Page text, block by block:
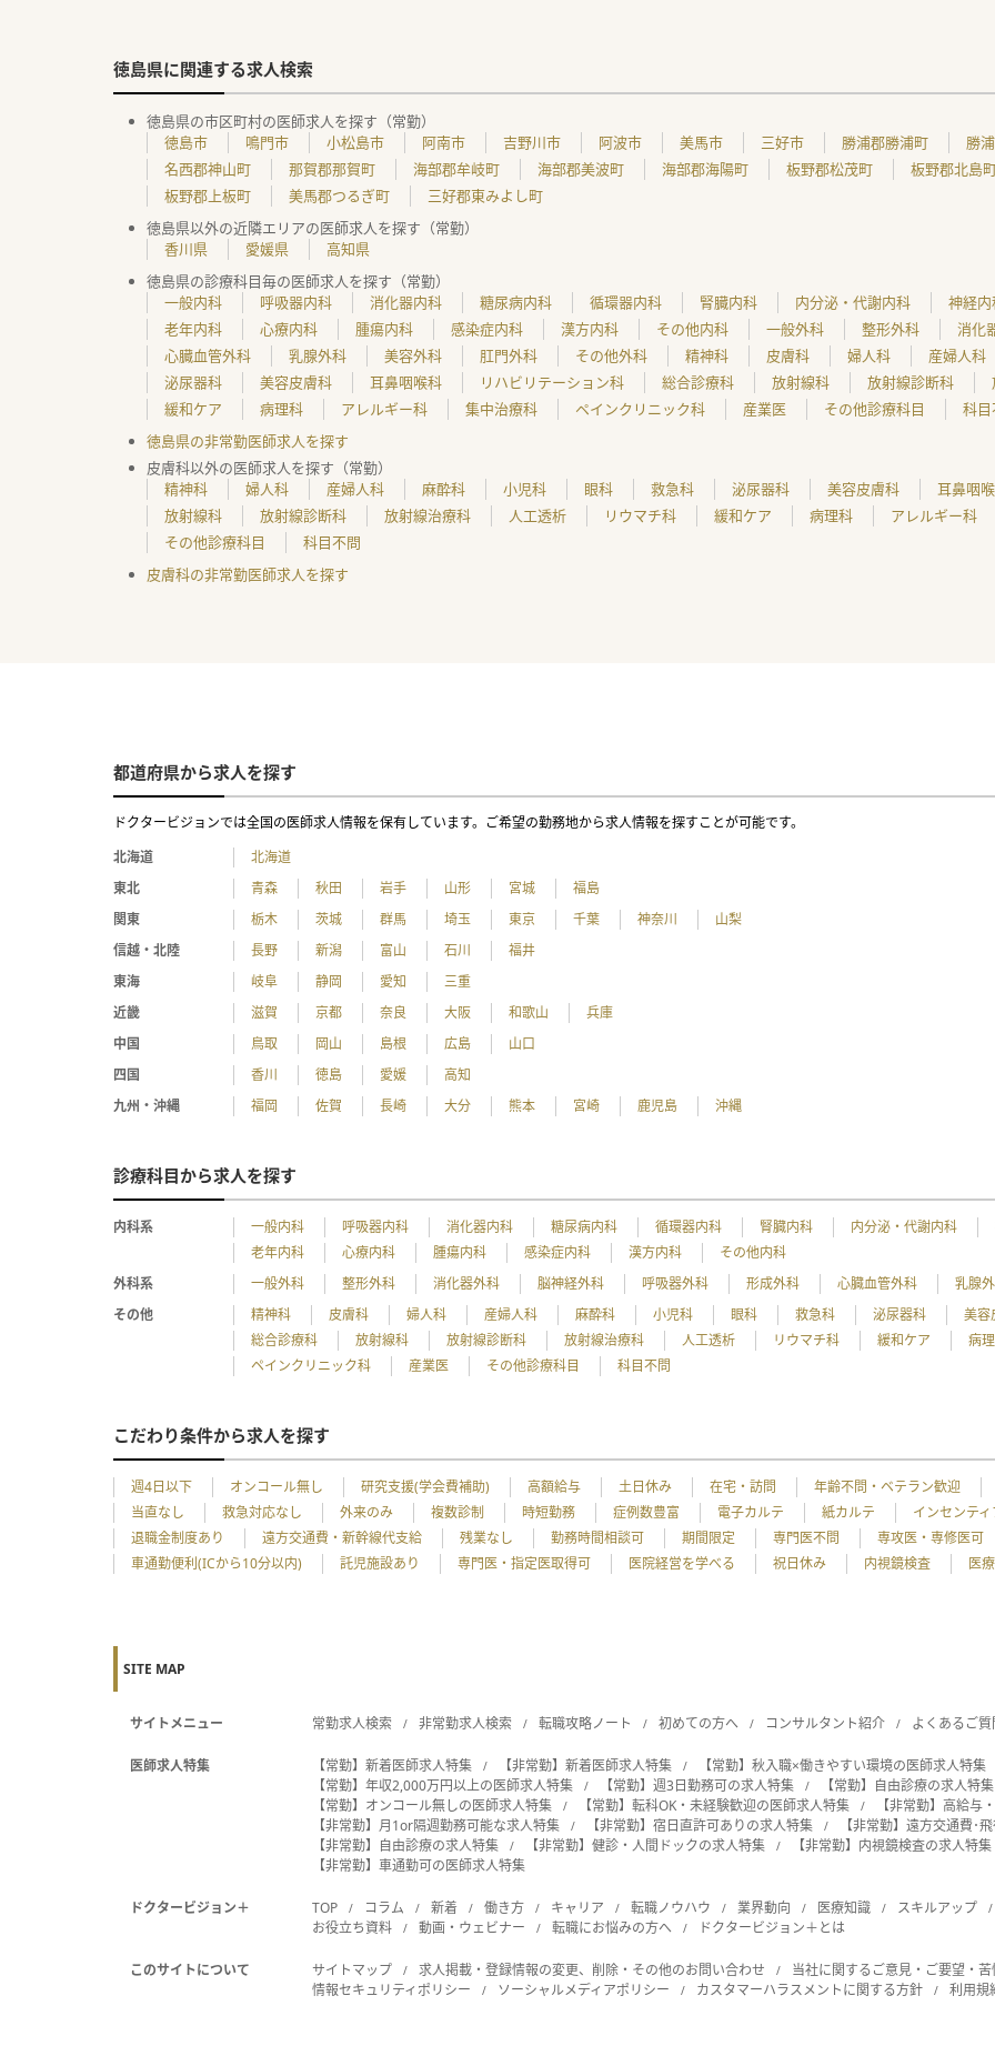
徳島県に関連する求人検索
徳島県の市区町村の医師求人を探す（常勤）
徳島市
鳴門市 小松島市 阿南市 吉野川市 阿波市 美馬市 三好市 勝浦郡勝浦町 勝
名西郡神山町
那賀郡那賀町 海部郡牟岐町 海部郡美波町 海部郡海陽町 板野郡松茂町 板野郡北島
板野郡上板町
美馬郡つるぎ町
三好郡東みよし町
徳島県以外の近隣エリアの医師求人を探す（常勤）
香川県
愛媛県
高知県
徳島県の診療科目毎の医師求人を探す（常勤）
一般内科
呼吸器内科 消化器内科 糖尿病内科 循環器内科 腎臓内科 内分泌・代謝内科 神経
老年内科
心療内科 腫瘍内科 感染症内科 漢方内科 その他内科 一般外科 整形外科 消化
心臓血管外科
乳腺外科 美容外科 肛門外科 その他外科 精神科 皮膚科 婦人科 産婦人科
泌尿器科
美容皮膚科 耳鼻咽喉科 リハビリテーション科 総合診療科 放射線科 放射線診断科
緩和ケア
病理科 アレルギー科 集中治療科 ペインクリニック科 産業医 その他診療科目
科目
徳島県の非常勤医師求人を探す
皮膚科以外の医師求人を探す（常勤）
精神科
婦人科 産婦人科 麻酔科 小児科 眼科 救急科 泌尿器科 美容皮膚科 耳鼻咽
放射線科
放射線診断科 放射線治療科 人工透析 リウマチ科 緩和ケア 病理科 アレルギー科
その他診療科目
科目不問
皮膚科の非常勤医師求人を探す
都道府県から求人を探す
ドクタービジョンでは全国の医師求人情報を保有しています。ご希望の勤務地から求人情報を探すことが可能です。
北海道
北海道
東北
青森 秋田 岩手 山形 宮城
福島
関東
栃木 茨城 群馬 埼玉 東京 千葉 神奈川
山梨
信越・北陸
長野 新潟 富山 石川
福井
東海
岐阜 静岡 愛知
三重
近畿
滋賀 京都 奈良 大阪 和歌山
兵庫
中国
鳥取 岡山 島根 広島
山口
四国
香川 徳島 愛媛
高知
九州・沖縄
福岡 佐賀 長崎 大分 熊本 宮崎 鹿児島 沖縄
診療科目から求人を探す
内科系 一般内科 呼吸器内科 消化器内科 糖尿病内科 循環器内科 腎臓内科 内分泌・代謝内科
老年内科
心療内科 腫瘍内科 感染症内科 漢方内科
その他内科
外科系
一般外科 整形外科 消化器外科 脳神経外科 呼吸器外科 形成外科 心臓血管外科 乳腺
その他
精神科 皮膚科 婦人科 産婦人科 麻酔科 小児科 眼科 救急科 泌尿器科 美容
総合診療科
放射線科 放射線診断科 放射線治療科 人工透析 リウマチ科 緩和ケア 病
ペインクリニック科
産業医 その他診療科目 科目不問
こだわり条件から求人を探す
週4日以下 オンコール無し 研究支援(学会費補助) 高額給与 土日休み 在宅・訪問 年齢不問・ベテラン歓迎
当直なし
救急対応なし 外来のみ 複数診制 時短勤務 症例数豊富 電子カルテ 紙カルテ インセンティ
退職金制度あり
遠方交通費・新幹線代支給 残業なし 勤務時間相談可 期間限定 専門医不問 専攻医・専修医可
車通勤便利(ICから10分以内)
託児施設あり 専門医・指定医取得可 医院経営を学べる 祝日休み 内視鏡検査 医
SITE MAP
サイトメニュー 常勤求人検索 非常勤求人検索 転職攻略ノート 初めての方へ コンサルタント紹介 よくあるご質
医師求人特集 【常勤】新着医師求人特集 【非常勤】新着医師求人特集 【常勤】秋入職×働きやすい環境の医師求人特集
【常勤】年収2,000万円以上の医師求人特集
【常勤】週3日勤務可の求人特集 【常勤】自由診療の求人特集
【常勤】オンコール無しの医師求人特集
【常勤】転科OK・未経験歓迎の医師求人特集
【非常勤】高給与
【非常勤】月1or隔週勤務可能な求人特集
【非常勤】宿日直許可ありの求人特集
【非常勤】遠方交通費･
【非常勤】自由診療の求人特集
【非常勤】健診・人間ドックの求人特集 【非常勤】内視鏡検査の求人特集
【非常勤】車通勤可の医師求人特集
ドクタービジョン＋ TOP コラム 新着 働き方 キャリア 転職ノウハウ 業界動向 医療知識 スキルアップ
お役立ち資料
動画・ウェビナー 転職にお悩みの方へ ドクタービジョン＋とは
このサイトについて サイトマップ 求人掲載・登録情報の変更、削除・その他のお問い合わせ 当社に関するご意見・ご要望・
情報セキュリティポリシー
ソーシャルメディアポリシー カスタマーハラスメントに関する方針 利用規